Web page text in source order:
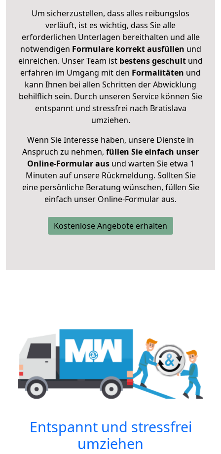
Um sicherzustellen, dass alles reibungslos
verläuft, ist es wichtig, dass Sie alle
erforderlichen Unterlagen bereithalten und alle
notwendigen Formulare korrekt ausfüllen und
einreichen. Unser Team ist bestens geschult und
erfahren im Umgang mit den Formalitäten und
kann Ihnen bei allen Schritten der Abwicklung
behilflich sein. Durch unseren Service können Sie
entspannt und stressfrei nach Bratislava
umziehen.
Wenn Sie Interesse haben, unsere Dienste in
Anspruch zu nehmen, füllen Sie einfach unser
Online-Formular ausund warten Sie etwa 1
Minuten auf unsere Rückmeldung. Sollten Sie
eine persönliche Beratung wünschen, füllen Sie
einfach unser Online-Formular aus.
Kostenlose Angebote erhalten
Entspannt und stressfrei
umziehen